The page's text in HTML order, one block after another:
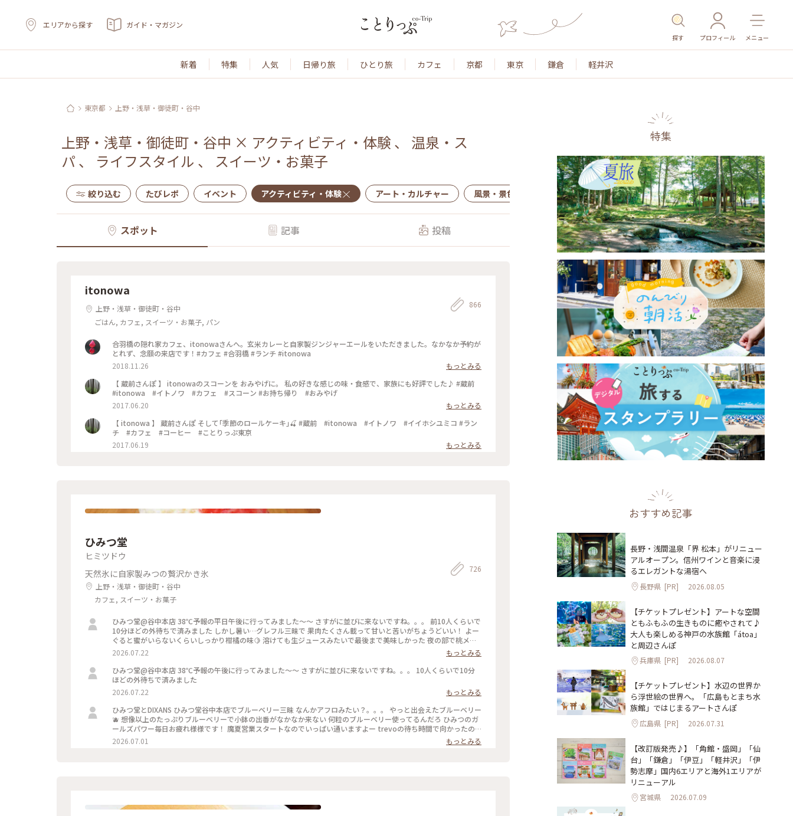
エリアから探す ガイド・マガジン
探す プロフィール メニュー
新着 特集 人気 日帰り旅 ひとり旅 カフェ 京都 東京 鎌倉 軽井沢
東京都 上野・浅草・御徒町・谷中
上野・浅草・御徒町・谷中 × アクティビティ・体験 、 温泉・ス
パ 、 ライフスタイル 、 スイーツ・お菓子
絞り込む たびレポ イベント アクティビティ・体験 アート・カルチャー 風景・景色 名所・旧跡 温泉・スパ その他施設 ごはん
スポット 記事 投稿
itonowa
上野・浅草・御徒町・谷中
ごはん, カフェ, スイーツ・お菓子, パン
866
合羽橋の隠れ家カフェ、itonowaさんへ。玄米カレーと自家製ジンジャーエールをいただきました。なかなか予約が
とれず、念願の来店です！#カフェ #合羽橋 #ランチ #itonowa
2018.11.26
もっとみる
【 蔵前さんぽ 】 itonowaのスコーンを おみやげに。 私の好きな感じの味・食感で、家族にも好評でした♪ #蔵前
#itonowa #イトノワ #カフェ #スコーン #お持ち帰り #おみやげ
2017.06.20
もっとみる
【 itonowa 】 蔵前さんぽ そして｢季節のロールケーキ｣🍒 #蔵前 #itonowa #イトノワ #イイホシユミコ #ラン
チ #カフェ #コーヒー #ことりっぷ東京
2017.06.19
もっとみる
ひみつ堂
ヒミツドウ
天然氷に自家製みつの贅沢かき氷
上野・浅草・御徒町・谷中
カフェ, スイーツ・お菓子
726
ひみつ堂@谷中本店 38℃予報の平日午後に行ってみました〜〜 さすがに並びに来ないですね。。。 前10人くらいで
10分ほどの外待ちで済みました しかし暑い…グレフル三昧で 果肉たくさん載って甘いと苦いがちょうどいい！ よー
ぐると蜜がいらないくらいしっかり柑橘の味🍋 溶けても生ジュースみたいで最後まで美味しかった 夜の部で桃メニ
ューが出る日で迷ったけどさすがに２時間待てない、、、 それに17時からけっこう並ぶのよね。。日没前でまだ暑
いし！ 以外と日中は穴場なのかもです。
2026.07.22
もっとみる
ひみつ堂@谷中本店 38℃予報の午後に行ってみました〜〜 さすがに並びに来ないですね。。。 10人くらいで10分
ほどの外待ちで済みました
2026.07.22
もっとみる
ひみつ堂とDIXANS ひみつ堂谷中本店でブルーベリー三昧 なんかアフロみたい？。。。 やっと出会えたブルーベリー
🫐 想像以上のたっぷりブルーベリーで小鉢の出番がなかなか来ない 何粒のブルーベリー使ってるんだろ ひみつのガ
ールズパワー毎日お疲れ様様です！ 魔夏営業スタートなのでいっぱい通いますよー trevoの待ち時間で向かったの
はDIXANS 抹茶ラテのアートがキレイで外のグリーンを背景にいい感じで撮れました
2026.07.01 もっとみる
特集
おすすめ記事
長野・浅間温泉「界 松本」がリニュー
アルオープン。信州ワインと音楽に浸
るエレガントな湯宿へ
長野県 [PR] 2026.08.05
【チケットプレゼント】アートな空間
ともふもふの生きものに癒やされて♪
大人も楽しめる神戸の水族館「átoa」
と周辺さんぽ
兵庫県 [PR] 2026.08.07
【チケットプレゼント】水辺の世界か
ら浮世絵の世界へ。「広島もとまち水
族館」ではじまるアートさんぽ
広島県 [PR] 2026.07.31
【改訂版発売♪】「角館・盛岡」「仙
台」「鎌倉」「伊豆」「軽井沢」「伊
勢志摩」国内6エリアと海外1エリアが
リニューアル
宮城県 2026.07.09